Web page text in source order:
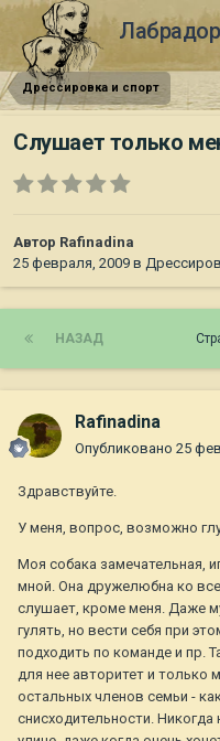
Дрессировка и спорт
Слушает только
Автор Rafinadina
25 февраля, 2009 в
НАЗАД
Rafinadina
Опубликовано 25
Здравствуйте.
У меня, вопрос, возможно
Моя собака замечательная,
мной. Она дружелюбна ко
слушает, кроме меня. Даже
гулять, но вести себя при
подходить по команде и пр.
для нее авторитет и только
остальных членов семьи -
снисходительности.